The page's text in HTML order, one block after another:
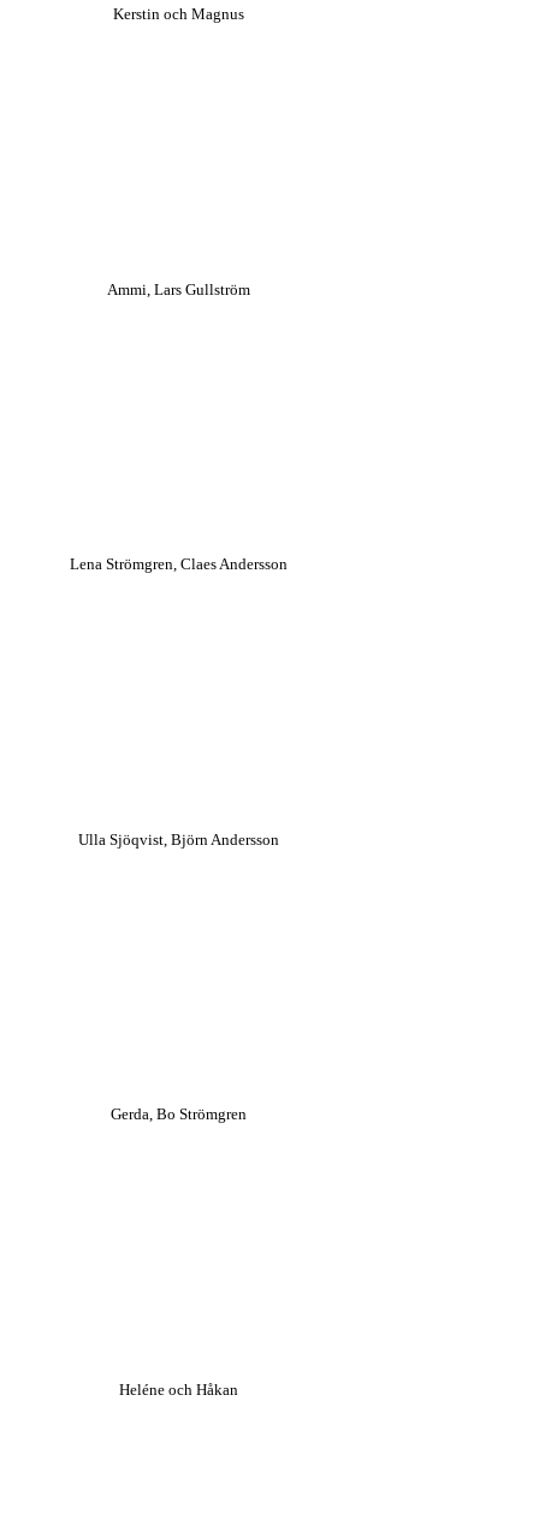
Kerstin och Magnus
Ammi, Lars Gullström
Lena Strömgren, Claes Andersson
Ulla Sjöqvist, Björn Andersson
Gerda, Bo Strömgren
Heléne och Håkan